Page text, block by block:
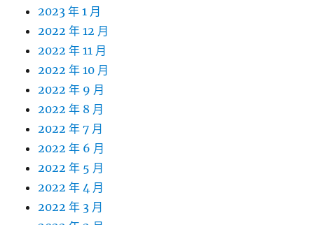
2023 年 1 月
2022 年 12 月
2022 年 11 月
2022 年 10 月
2022 年 9 月
2022 年 8 月
2022 年 7 月
2022 年 6 月
2022 年 5 月
2022 年 4 月
2022 年 3 月